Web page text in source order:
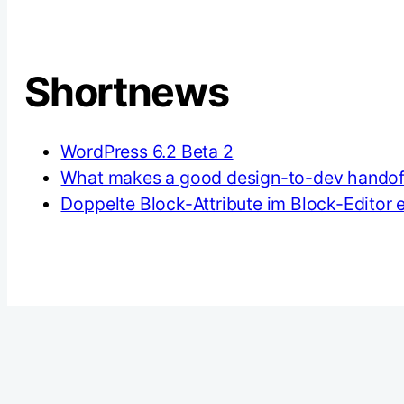
Shortnews
WordPress 6.2 Beta 2
What makes a good design-to-dev
Doppelte Block-Attribute im Block-Editor